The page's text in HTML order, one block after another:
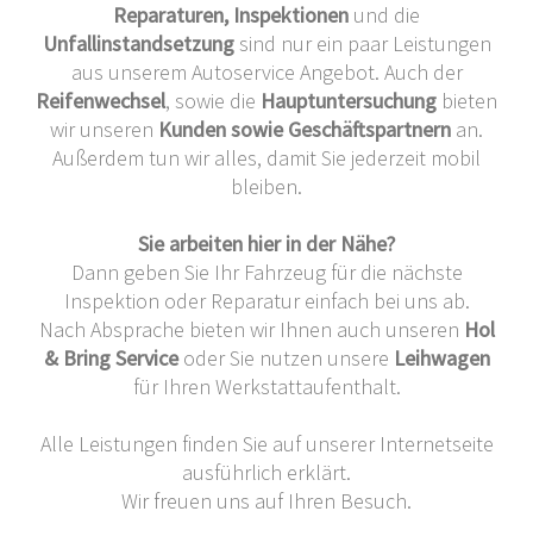
Reparaturen, Inspektionen und die
Unfallinstandsetzungsind nur ein paar Leistungen
aus unserem Autoservice Angebot. Auch der
Reifenwechsel, sowie die Hauptuntersuchung bieten
wir unseren Kunden sowie Geschäftspartnern an.
Außerdem tun wir alles, damit Sie jederzeit mobil
bleiben.
Sie arbeiten hier in der Nähe?
Dann geben Sie Ihr Fahrzeug für die nächste
Inspektion oder Reparatur einfach bei uns ab.
Nach Absprache bieten wir Ihnen auch unseren Hol
& Bring Serviceoder Sie nutzen unsere Leihwagen
für Ihren Werkstattaufenthalt.
Alle Leistungen finden Sie auf unserer Internetseite
ausführlich erklärt.
Wir freuen uns auf Ihren Besuch.